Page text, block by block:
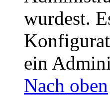
wurdest.
ein
Nach oben